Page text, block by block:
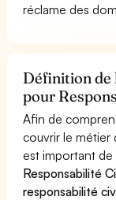
réclame des
Définition de
pour
Afin de
couvrir le métier
est important
Responsabilité
responsabilité